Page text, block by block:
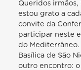
Queridos irmãos, Sinto-me feliz por vos encontrar e estou grato a cada um de vós por ter aceite o convite da Conferência Episcopal Italiana para participar neste encontro que vê reunidas as Igrejas do Mediterrâneo. E hoje, olhando para esta igreja [a Basílica de São Nicolau], vem-me ao pensamento outro encontro: o que tivemos com os responsáveis das Igrejas cristãs – ortodoxas, católicas, etc. – aqui em Bari. É a segunda vez, em poucos meses, que se realiza um sinal de unidade deste género: a outra foi a primeira vez que estivemos todos juntos, depois do grande cisma; e hoje estão juntos, pela primeira vez, todos os bispos cujas dioceses abrem para a costa do Mediterrâneo. Creio que poderíamos chamar Bari a capital da unidade, da unidade da Igreja – se no-lo permitir D. Cacucci! Obrigado pelo acolhimento, Excelência, obrigado! No momento em que o cardeal Bassetti me apresentou a iniciativa, logo a recebi com alegria, vislumbrando nela a possibilidade de iniciar um processo de escuta e confronto que contribuísse para a construção da paz nesta área crucial do mundo. Por esse motivo, quis estar presente e dar testemunho do valor contido no novo paradigma de fraternidade e colegialidade, de que sois expressão. Gostei da palavra que acrescentastes ao diálogo: convivialidade. Considero significativa a decisão de realizar este encontro na cidade de Bari, tão importante pelos laços que tem quer com o Médio Oriente quer com o continente africano, sinal eloquente de quão enraizadas estejam as relações entre povos e tradições diferentes. Além disso, a diocese de Bari sempre manteve vivo o diálogo ecuménico e inter-religioso, trabalhando incansavelmente por estabelecer laços de estima mútua e fraternidade. Não foi por acaso que há um ano e meio – como já acenei – escolhi encontrar, precisamente neste local, os responsáveis das comunidades cristãs do Médio Oriente para um momento importante de confronto e comunhão, que ajudasse as Igrejas irmãs a caminharem juntas e a sentirem-se mais solidárias. E, neste ambiente especial, vos reunistes agora vós para refletir sobre a vocação e o destinodo Mediterrâneo, sobre a transmissão da fé e a promoção da paz. O Mare nostrum é o lugar físico e espiritual onde se modelou a nossa civilização, resultante do encontro de diferentes povos. Precisamente em virtude da sua configuração, este mar obriga os povos e as culturas que o rodeiam a uma constante proximidade, convidando-os a recordar o que têm em comum e a lembrar-se de que só vivendo na concórdia poderão valer-se das oportunidades oferecidas pela região quanto aos recursos, à beleza do território, às variadas tradições humanas. Nos nossos dias, a importância desta área não tem diminuído em consequência das dinâmicas determinadas pela globalização; pelo contrário, esta acentuou o papel do Mediterrâneo como encruzilhada de interesses e vicissitudes significativas sob os pontos de vista social, político, religioso e económico. O Mediterrâneo continua uma área estratégica, cujo equilíbrio reflete os seus efeitos também nas outras partes do mundo. Pode-se dizer que as suas dimensões são inversamente proporcionais ao próprio tamanho, o que leva a compará-lo mais a um lago do que a um oceano, como fez Jorge La Pira. Ao defini-lo como «o grande lago de Tiberíades», sugeriu uma